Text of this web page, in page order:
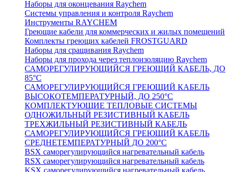
Наборы для оконцевания Raychem
Системы управления и контроля Raychem
Инструменты RAYCHEM
Греющие кабели для коммерческих и жилых помещений
Комплекты греющих кабелей FROSTGUARD
Наборы для сращивания Raychem
Наборы для прохода через теплоизоляцию Raychem
САМОРЕГУЛИРУЮЩИЙСЯ ГРЕЮЩИЙ КАБЕЛЬ, ДО
85°С
САМОРЕГУЛИРУЮЩИЙСЯ ГРЕЮЩИЙ КАБЕЛЬ
ВЫСОКОТЕМПЕРАТУРНЫЙ, ДО 250°С
КОМПЛЕКТУЮЩИЕ ТЕПЛОВЫЕ СИСТЕМЫ
ОДНОЖИЛЬНЫЙ РЕЗИСТИВНЫЙ КАБЕЛЬ
ТРЕХЖИЛЬНЫЙ РЕЗИСТИВНЫЙ КАБЕЛЬ
САМОРЕГУЛИРУЮЩИЙСЯ ГРЕЮЩИЙ КАБЕЛЬ
СРЕДНЕТЕМПЕРАТУРНЫЙ ДО 200°С
BSX саморегулирующийся нагревательный кабель
RSX саморегулирующийся нагревательный кабель
KSX саморегулирующийся нагревательный кабель